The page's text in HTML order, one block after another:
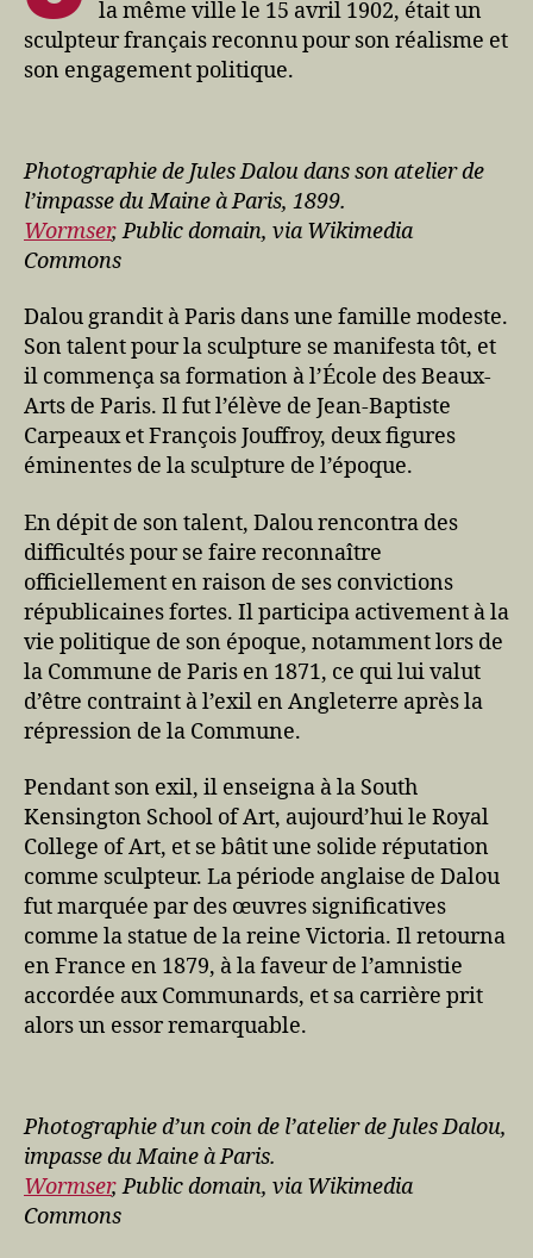
la même ville le 15 avril 1902, était un
sculpteur français reconnu pour son réalisme et
son engagement politique.
Photographie de Jules Dalou dans son atelier de
l’impasse du Maine à Paris, 1899.
Wormser, Public domain, via Wikimedia
Commons
Dalou grandit à Paris dans une famille modeste.
Son talent pour la sculpture se manifesta tôt, et
il commença sa formation à l’École des Beaux-
Arts de Paris. Il fut l’élève de Jean-Baptiste
Carpeaux et François Jouffroy, deux figures
éminentes de la sculpture de l’époque.
En dépit de son talent, Dalou rencontra des
difficultés pour se faire reconnaître
officiellement en raison de ses convictions
républicaines fortes. Il participa activement à la
vie politique de son époque, notamment lors de
la Commune de Paris en 1871, ce qui lui valut
d’être contraint à l’exil en Angleterre après la
répression de la Commune.
Pendant son exil, il enseigna à la South
Kensington School of Art, aujourd’hui le Royal
College of Art, et se bâtit une solide réputation
comme sculpteur. La période anglaise de Dalou
fut marquée par des œuvres significatives
comme la statue de la reine Victoria. Il retourna
en France en 1879, à la faveur de l’amnistie
accordée aux Communards, et sa carrière prit
alors un essor remarquable.
Photographie d’un coin de l’atelier de Jules Dalou,
impasse du Maine à Paris.
Wormser, Public domain, via Wikimedia
Commons